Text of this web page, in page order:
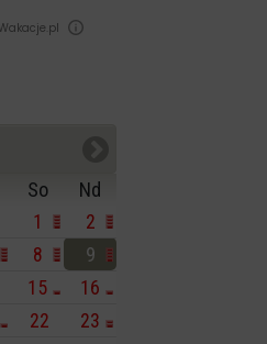
So
Nd
1
2
8
9
15
16
22
23